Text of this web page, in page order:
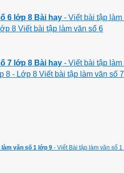
6 lớp 8 Bài hay - Viết bài tập
8 Viết bài tập làm văn số 6
7 lớp 8 Bài hay - Viết bài tập
8 - Lớp 8 Viết bài tập làm văn số 7
làm văn số 1 lớp 9 - Viết Bài tập làm văn số